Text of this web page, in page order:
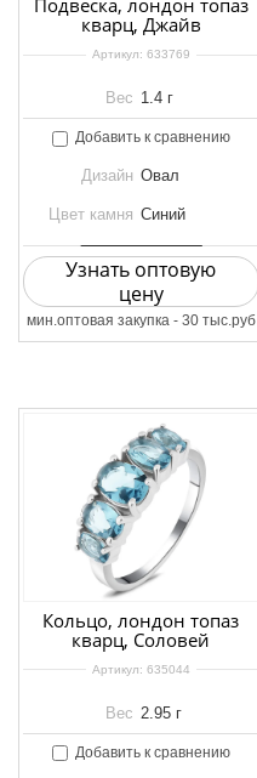
Подвеска, лондон топаз
кварц, Джайв
Артикул: 633769
Вес 1.4 г
Добавить к сравнению
Дизайн Овал
Цвет камня Синий
Узнать оптовую
цену
мин.оптовая закупка - 30 тыс.руб
Кольцо, лондон топаз
кварц, Соловей
Артикул: 635044
Вес 2.95 г
Добавить к сравнению